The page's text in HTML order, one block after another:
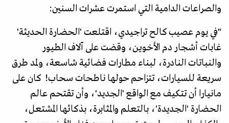
والصراعات الدامية التي استمرت عشرات السنين:
"في يوم عصيب كالح تراجيدي، اقتلعت 'الحضارة الحديثة'
غابات أشجار دم الأخوين، وقضت على آلاف الطيور
والنباتات النادرة، لبناء مطارات فضائية شاسعة، ولمد طرق
سريعة للسيارات، تتزاحم حولها ناطحات سحاب! كان على
مانيارا أن تتكيف مع الواقع 'الجديد'، وأن تقتحم عالم
الحضارة 'الجديدة'، بالتعلم والمثابرة، بذكائها المشتعل،